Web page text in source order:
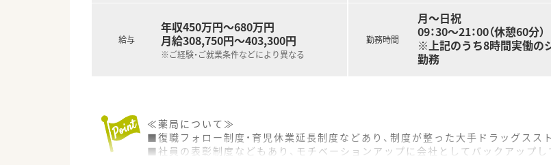
給与
年収450万円～680万円
月給308,750円～403,300円
※ご経験・ご就業条件などにより異なる
勤務時間
月～日祝
09：30～21：00（休憩60分）
※上記のうち8時間実働の
勤務
≪薬局について≫
■復職フォロー制度・育児休業延長制度などあり、制度が整った大手ドラッグスス
■社員の表彰制度などもあり、モチベーションアップに会社としてバックアップし